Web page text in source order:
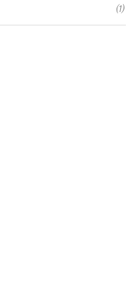
(1)